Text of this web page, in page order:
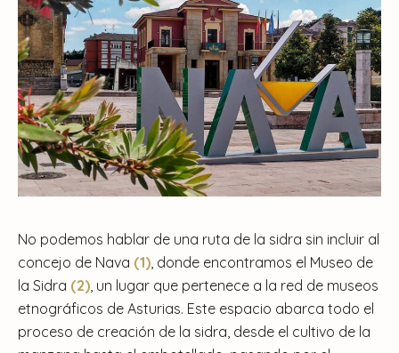
No podemos hablar de una ruta de la sidra sin incluir al
concejo de Nava (1) , donde encontramos el Museo de
la Sidra (2) , un lugar que pertenece a la red de museos
etnográficos de Asturias. Este espacio abarca todo el
proceso de creación de la sidra, desde el cultivo de la